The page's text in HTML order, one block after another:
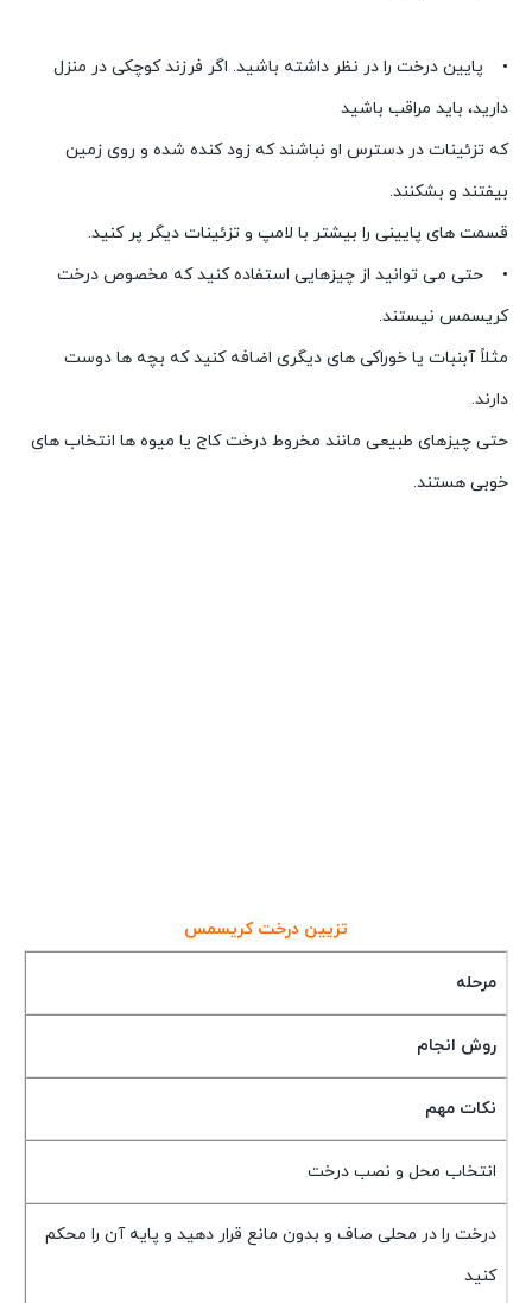
• پایین درخت را در نظر داشته باشید. اگر فرزند کوچکی در منزل
دارید، باید مراقب باشید
که تزئینات در دسترس او نباشند که زود کنده شده و روی زمین
بیفتند و بشکنند.
قسمت های پایینی را بیشتر با لامپ و تزئینات دیگر پر کنید.
• حتی می توانید از چیزهایی استفاده کنید که مخصوص درخت
کریسمس نیستند.
مثلاً آبنبات یا خوراکی های دیگری اضافه کنید که بچه ها دوست
دارند.
حتی چیزهای طبیعی مانند مخروط درخت کاج یا میوه ها انتخاب های
خوبی هستند.
تزیین درخت کریسمس
مرحله
روش انجام
نکات مهم
انتخاب محل و نصب درخت
درخت را در محلی صاف و بدون مانع قرار دهید و پایه آن را محکم
کنید